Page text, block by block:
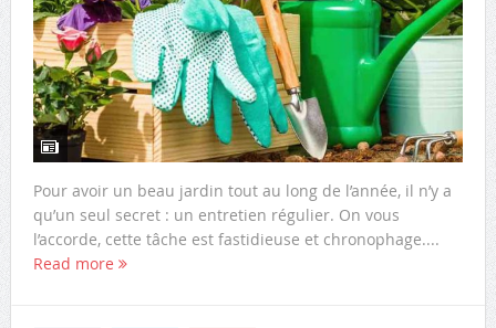
Pour avoir un beau jardin tout au long de l’année, il n’y a
qu’un seul secret : un entretien régulier. On vous
l’accorde, cette tâche est fastidieuse et chronophage....
Read more